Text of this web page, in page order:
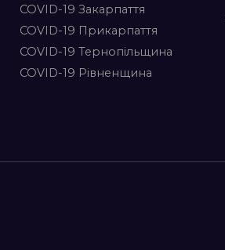
COVID-19 Закарпаття
COVID-19 Прикарпаття
COVID-19 Тернопільщина
COVID-19 Рівненщина